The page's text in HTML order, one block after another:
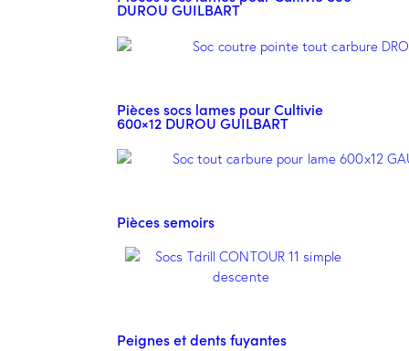
DUROU GUILBART
Pièces socs lames pour Cultivie
600×12 DUROU GUILBART
Pièces semoirs
Peignes et dents fuyantes